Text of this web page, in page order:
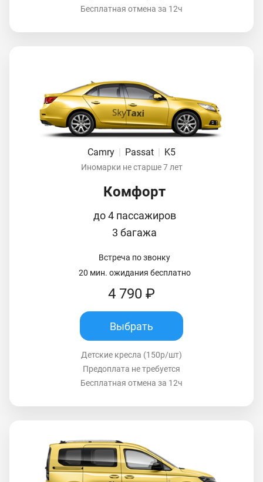
Бесплатная отмена за 12ч
Camry Passat K5
Иномарки не старше 7 лет
Комфорт
до 4 пассажиров
3 багажа
Встреча по звонку
20 мин. ожидания бесплатно
4 790 ₽
Выбрать
Детские кресла (150р/шт)
Предоплата не требуется
Бесплатная отмена за 12ч